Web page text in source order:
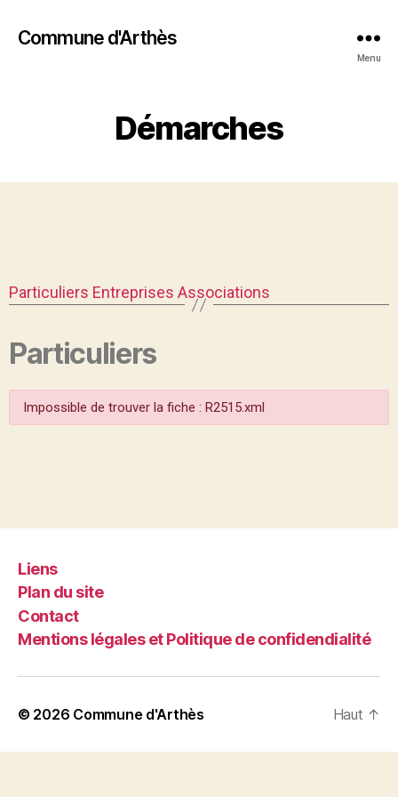
Commune d'Arthès
Menu
Démarches
Particuliers Entreprises Associations
Particuliers
Impossible de trouver la fiche : R2515.xml
Liens
Plan du site
Contact
Mentions légales et Politique de confidendialité
© 2026 Commune d'Arthès Haut ↑